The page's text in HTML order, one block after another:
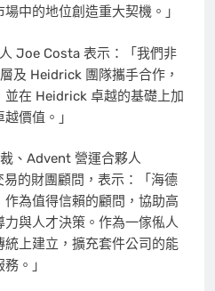
中的地位創造重大契機。」
Joe Costa 表示：「我們非
及 Heidrick 團隊攜手合作，
並在 Heidrick 卓越的基礎上加
價值。」
、Advent 營運合夥人
易的財團顧問，表示：「海德
為值得信賴的顧問，協助高
與人才決策。作為一傢俬人
上建立，擴充套件公司的能
。」